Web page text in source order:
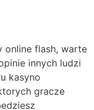
online flash, warte
innych ludzi
kasyno
gracze